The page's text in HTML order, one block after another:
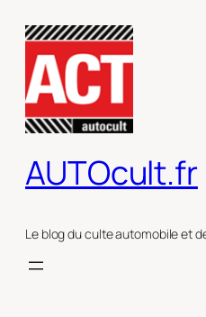
contenu
AUTOcult.fr
Le blog du culte automobile et